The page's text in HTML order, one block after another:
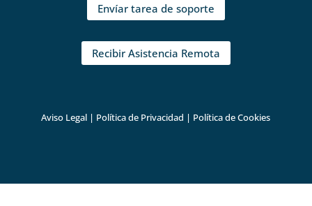
Envíar tarea de soporte
Recibir Asistencia Remota
Aviso Legal | Política de Privacidad | Política de Cookies